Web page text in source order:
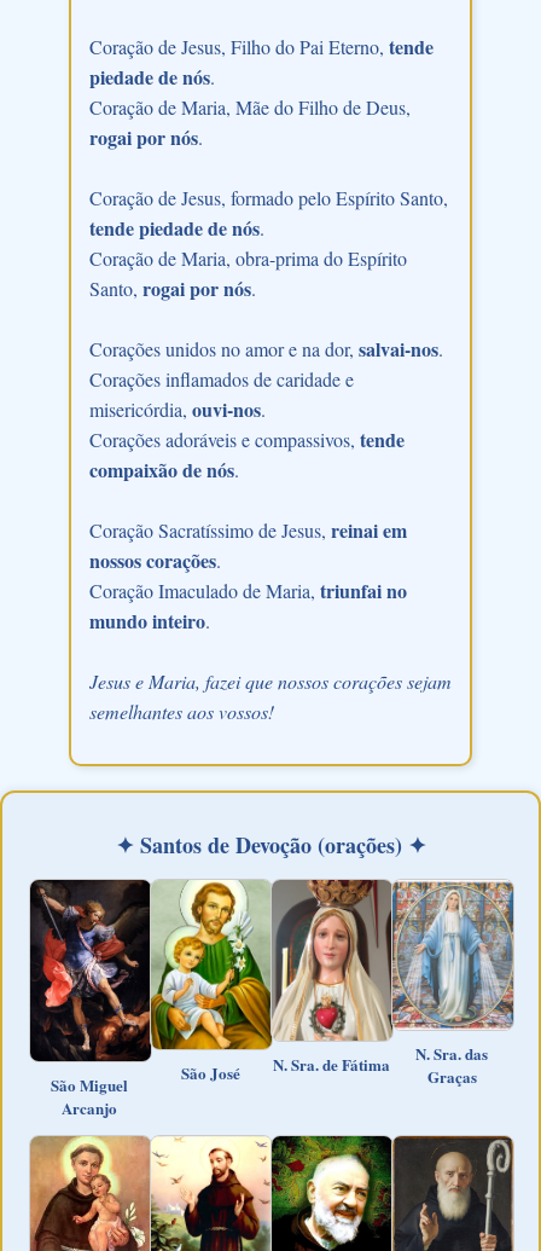
Coração de Jesus, Filho do Pai Eterno, tende
piedade de nós.
Coração de Maria, Mãe do Filho de Deus,
rogai por nós.
Coração de Jesus, formado pelo Espírito Santo,
tende piedade de nós.
Coração de Maria, obra-prima do Espírito
Santo, rogai por nós.
Corações unidos no amor e na dor, salvai-nos.
Corações inflamados de caridade e
misericórdia, ouvi-nos.
Corações adoráveis e compassivos, tende
compaixão de nós.
Coração Sacratíssimo de Jesus, reinai em
nossos corações.
Coração Imaculado de Maria, triunfai no
mundo inteiro.
Jesus e Maria, fazei que nossos corações sejam
semelhantes aos vossos!
✦ Santos de Devoção (orações) ✦
São Miguel
Arcanjo
São José N. Sra. de Fátima
N. Sra. das
Graças